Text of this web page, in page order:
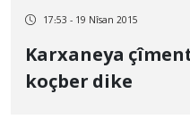
17:53 - 19 Nîsan 2015
Karxaneya
koçber dike